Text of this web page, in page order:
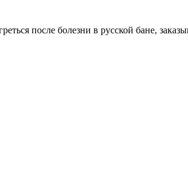
после болезни в русской бане,